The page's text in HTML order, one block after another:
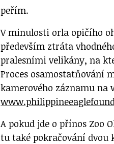
peřím.
V minulosti orla opičího
především ztráta
pralesními velikány, na
Proces osamostatňování
kamerového záznamu na
A pokud jde o přínos Zoo
tu také pokračování dvou